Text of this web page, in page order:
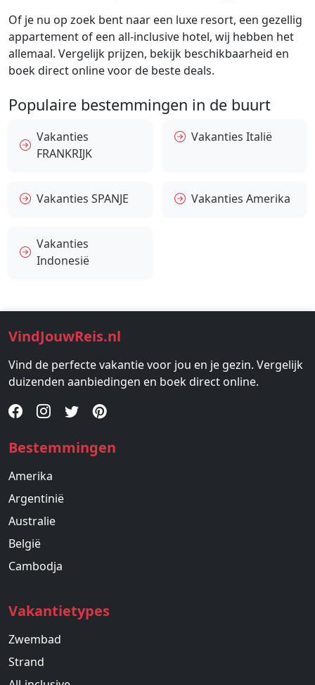
Of je nu op zoek bent naar een luxe resort, een gezellig
appartement of een all-inclusive hotel, wij hebben het
allemaal. Vergelijk prijzen, bekijk beschikbaarheid en
boek direct online voor de beste deals.
Populaire bestemmingen in de buurt
Vakanties
FRANKRIJK
Vakanties Italië
Vakanties SPANJE Vakanties Amerika
Vakanties
Indonesië
VindJouwReis.nl
Vind de perfecte vakantie voor jou en je gezin. Vergelijk
duizenden aanbiedingen en boek direct online.
Bestemmingen
Amerika
Argentinië
Australie
België
Cambodja
Vakantietypes
Zwembad
Strand